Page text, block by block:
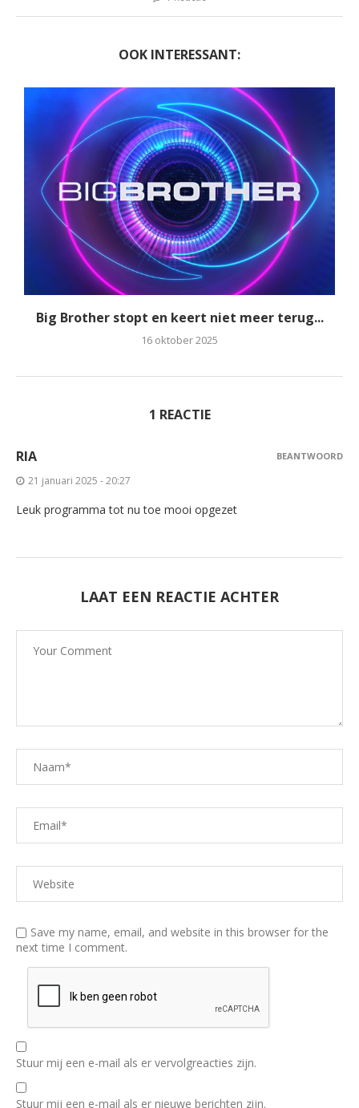
OOK INTERESSANT:
Big Brother stopt en keert niet meer terug...
16 oktober 2025
1 REACTIE
RIA
21 januari 2025 - 20:27
Leuk programma tot nu toe mooi opgezet
BEANTWOORD
LAAT EEN REACTIE ACHTER
Save my name, email, and website in this browser for the
next time I comment.
Stuur mij een e-mail als er vervolgreacties zijn.
Stuur mij een e-mail als er nieuwe berichten zijn.